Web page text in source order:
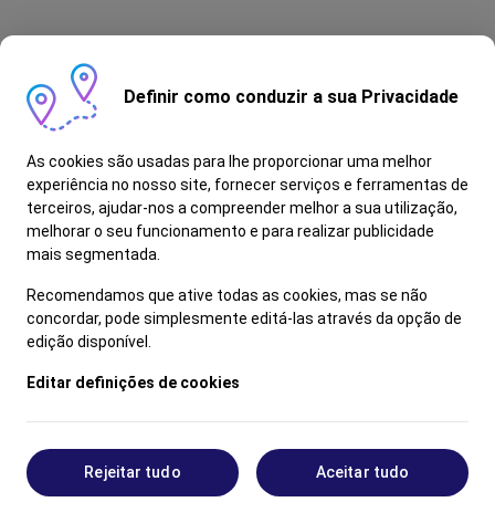
Definir como conduzir a sua Privacidade
As cookies são usadas para lhe proporcionar uma melhor
experiência no nosso site, fornecer serviços e ferramentas de
terceiros, ajudar-nos a compreender melhor a sua utilização,
melhorar o seu funcionamento e para realizar publicidade
mais segmentada.
Recomendamos que ative todas as cookies, mas se não
concordar, pode simplesmente editá-las através da opção de
edição disponível.
Editar definições de cookies
Rejeitar tudo Aceitar tudo